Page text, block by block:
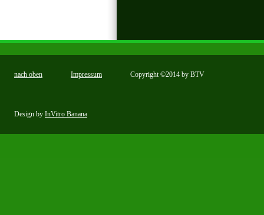
nach oben Impressum Copyright ©2014 by BTV
Design by InVitro Banana